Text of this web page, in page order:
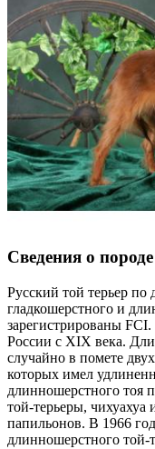
Сведения о
Русский той терьер по
гладкошерстного и
зарегистрированы
России с XIX века.
случайно в помете
которых имел
длинношерстного тоя
той-терьеры, чихуахуа
папильонов. В 1966
длинношерстного той-